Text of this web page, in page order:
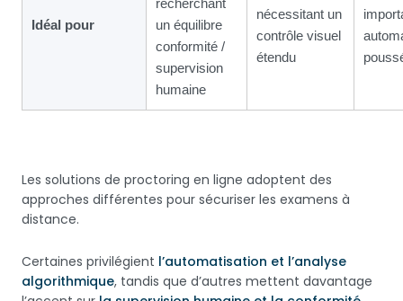
Idéal pour
recherchant
un équilibre
conformité /
supervision
humaine
nécessitant un
contrôle visuel
étendu
Les solutions de proctoring en ligne adoptent des
approches différentes pour sécuriser les examens à
distance.
Certaines privilégient l’automatisation et l’analyse
algorithmique, tandis que d’autres mettent davantage